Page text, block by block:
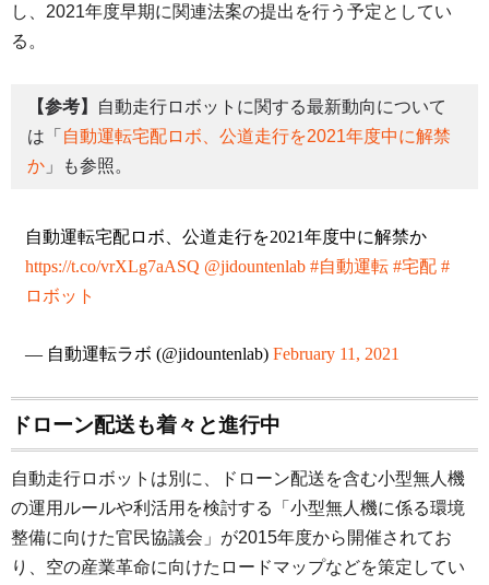
し、2021年度早期に関連法案の提出を行う予定としてい
る。
【参考】
自動走行ロボットに関する最新動向について
は「 自動運転宅配ロボ、公道走行を2021年度中に解禁
か 」も参照。
自動運転宅配ロボ、公道走行を2021年度中に解禁か
https://t.co/vrXLg7aASQ @jidountenlab #自動運転 #宅配 #
ロボット
— 自動運転ラボ (@jidountenlab) February 11, 2021
ドローン配送も着々と進行中
自動走行ロボットは別に、ドローン配送を含む小型無人機
の運用ルールや利活用を検討する「小型無人機に係る環境
整備に向けた官民協議会」が2015年度から開催されてお
り、空の産業革命に向けたロードマップなどを策定してい